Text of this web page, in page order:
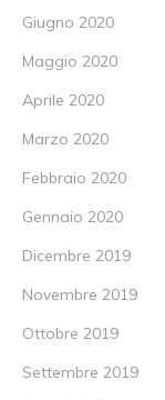
Giugno 2020
Maggio 2020
Aprile 2020
Marzo 2020
Febbraio 2020
Gennaio 2020
Dicembre 2019
Novembre 2019
Ottobre 2019
Settembre 2019